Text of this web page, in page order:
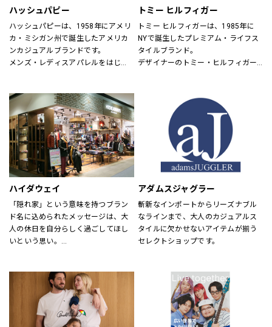
ハッシュパピー
ハッシュパピーは、1958年にアメリ
カ・ミシガン州で誕生したアメリカ
ンカジュアルブランドです。
メンズ・レディスアパレルをはじ
定期的にお得なキャンペーンも開
催！皆様のご来店を心よりお待ちし
ております！
トミー ヒルフィガー
トミー ヒルフィガーは、1985年に
NYで誕生したプレミアム・ライフス
タイルブランド。
デザイナーのトミー・ヒルフィガー
にモダンなツイストを加えた、遊び
心と上品さが特徴です。
ハイダウェイ
「隠れ家」という意味を持つブラン
ド名に込められたメッセージは、大
人の休日を自分らしく過ごしてほし
いという思い。
アダムスジャグラー
斬新なインポートからリーズナブル
なラインまで、大人のカジュアルス
タイルに欠かせないアイテムが揃う
セレクトショップです。